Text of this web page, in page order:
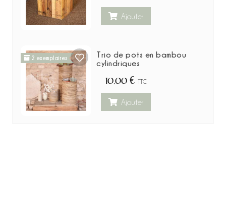
Ajouter
2 exemplaires
Trio de pots en bambou
cylindriques
10,00 € TTC
Ajouter